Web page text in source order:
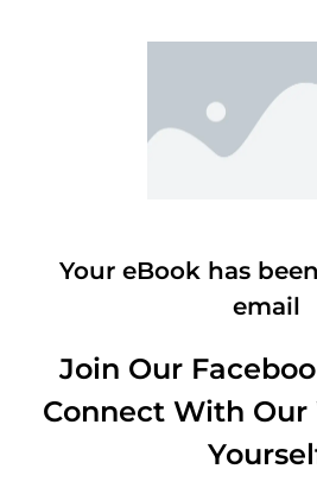
Your eBook has
email
Join Our
Connect With Our